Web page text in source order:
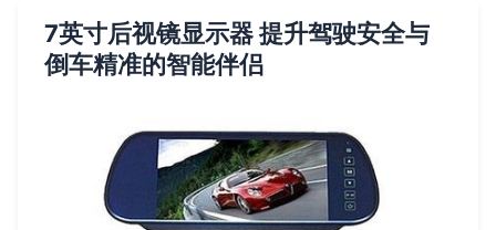
7英寸后视镜显示器 提升驾驶安全与
倒车精准的智能伴侣